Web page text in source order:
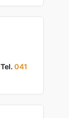
Tel. 041